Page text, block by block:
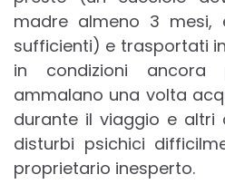
madre almeno 3 mesi,
sufficienti) e trasportati
in condizioni ancora
ammalano una volta
durante il viaggio e altri
disturbi psichici
proprietario inesperto.